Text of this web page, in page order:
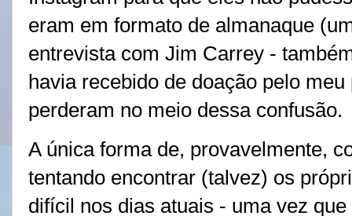
eram em formato de almanaque
entrevista com Jim Carrey -
havia recebido de doação pelo
perderam no meio dessa confusão.
A única forma de, provavelmente,
tentando encontrar (talvez) os
difícil nos dias atuais - uma vez